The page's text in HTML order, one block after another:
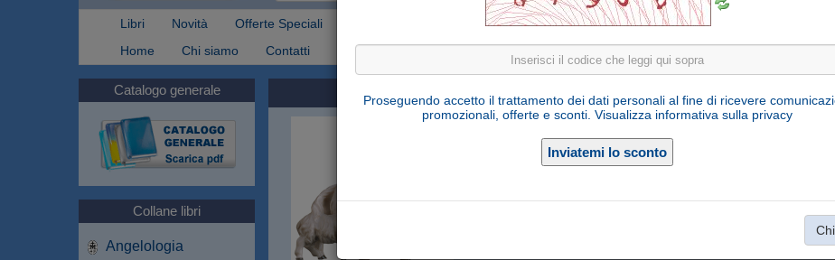
Proseguendo accetto il trattamento dei dati personali al fine di ricevere
promozionali, offerte e sconti. Visualizza informativa sulla privacy
Libri Novità Offerte Speciali Collane libri
Articoli religiosi
Home
Chi siamo Contatti Spedizioni
Catalogo generale
Collane libri
Angelologia
Pecora con agnello dietro Ulrich serie 15 cm
Materiale: Legno d'acero
Collana: Statue Presepio Ulrich serie cm 15